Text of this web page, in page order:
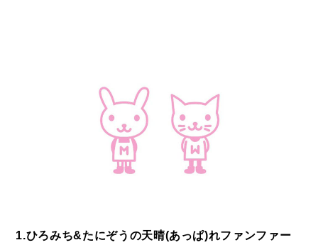
1.ひろみち&たにぞうの天晴(あっぱ)れファンファー